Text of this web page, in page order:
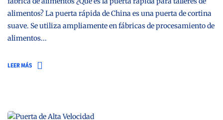
alimentos? La puerta rápida de China es una puerta de cortina
suave. Se utiliza ampliamente en fábricas de procesamiento de
alimentos...
LEER MÁS